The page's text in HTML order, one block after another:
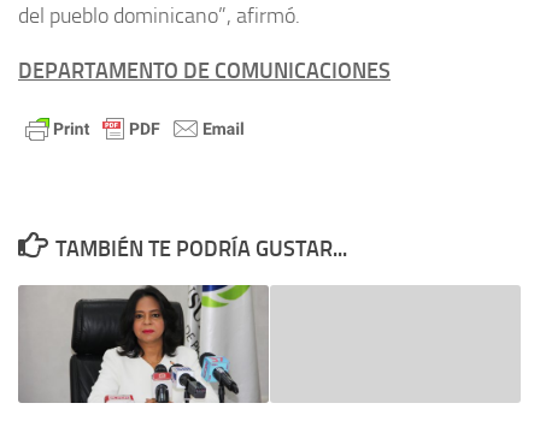
del pueblo dominicano”, afirmó.
DEPARTAMENTO DE COMUNICACIONES
TAMBIÉN TE PODRÍA GUSTAR...